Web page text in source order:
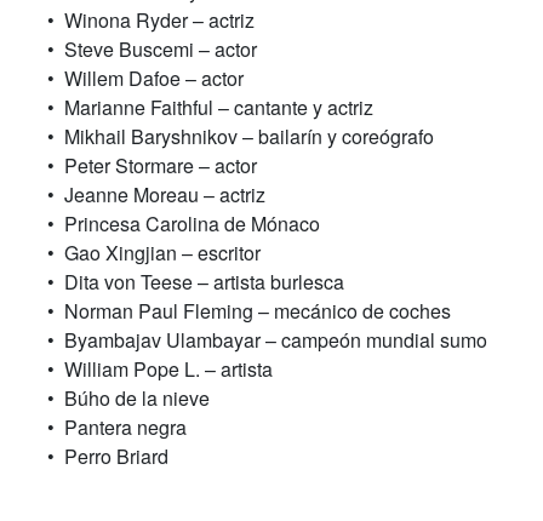
• Winona Ryder – actriz
• Steve Buscemi – actor
• Willem Dafoe – actor
• Marianne Faithful – cantante y actriz
• Mikhail Baryshnikov – bailarín y coreógrafo
• Peter Stormare – actor
• Jeanne Moreau – actriz
• Princesa Carolina de Mónaco
• Gao Xingjian – escritor
• Dita von Teese – artista burlesca
• Norman Paul Fleming – mecánico de coches
• Byambajav Ulambayar – campeón mundial sumo
• William Pope L. – artista
• Búho de la nieve
• Pantera negra
• Perro Briard